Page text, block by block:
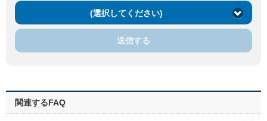
(選択してください)
送信する
関連するFAQ